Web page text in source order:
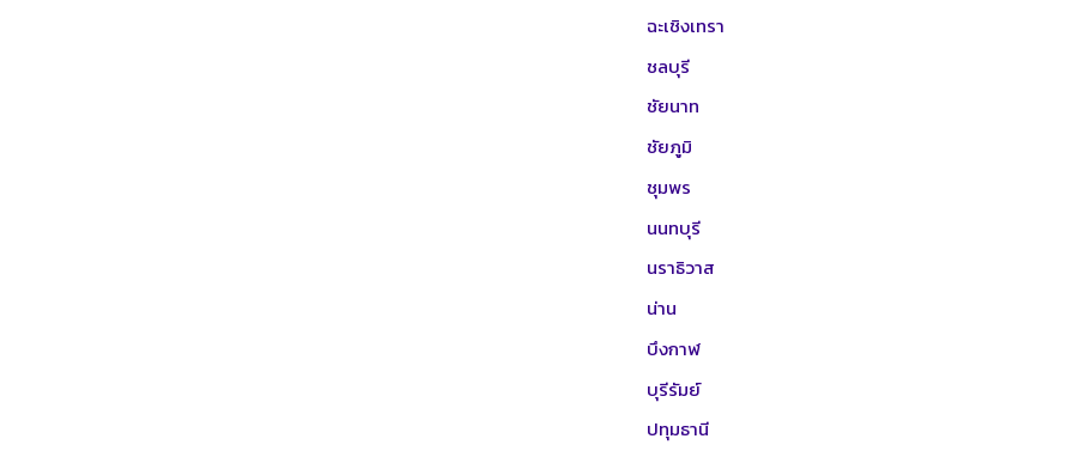
ฉะเชิงเทรา
ชลบุรี
ชัยนาท
ชัยภูมิ
ชุมพร
นนทบุรี
นราธิวาส
น่าน
บึงกาฬ
บุรีรัมย์
ปทุมธานี